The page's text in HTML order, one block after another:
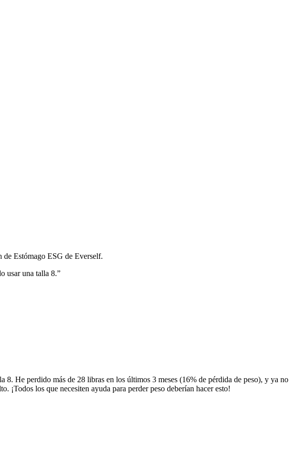
usar una talla 8.”
He perdido más de 28 libras en los últimos 3 meses (16% de pérdida de peso), y ya no
¡Todos los que necesiten ayuda para perder peso deberían hacer esto!